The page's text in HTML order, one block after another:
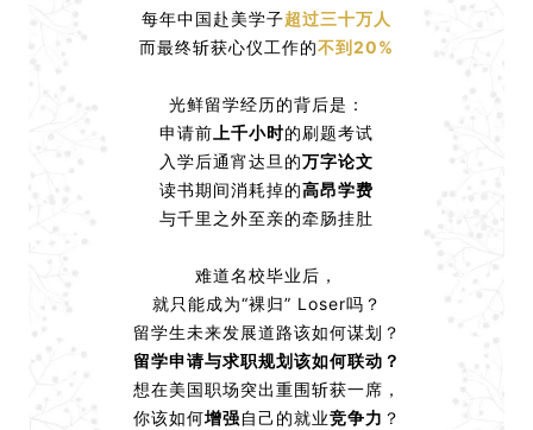
每年中国赴美学子超过三十万人
而最终斩获心仪工作的不到20%
光鲜留学经历的背后是：
申请前 上千小时的刷题考试
入学后通宵达旦的万字论文
读书期间消耗掉的高昂学费
与千里之外至亲的牵肠挂肚
难道名校毕业后，
就只能成为“裸归” Loser吗？
留学生未来发展道路该如何谋划？
留学申请与求职规划该如何联动？
想在美国职场突出重围斩获一席，
你该如何增强自己的就业竞争力 ？